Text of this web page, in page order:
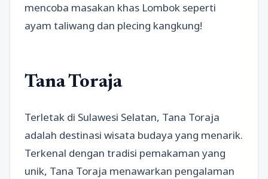
mencoba masakan khas Lombok seperti
ayam taliwang dan plecing kangkung!
Tana Toraja
Terletak di Sulawesi Selatan, Tana Toraja
adalah destinasi wisata budaya yang menarik.
Terkenal dengan tradisi pemakaman yang
unik, Tana Toraja menawarkan pengalaman